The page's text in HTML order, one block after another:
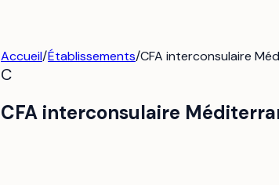
Accueil/Établissements/CFA interconsulaire
C
CFA interconsulaire